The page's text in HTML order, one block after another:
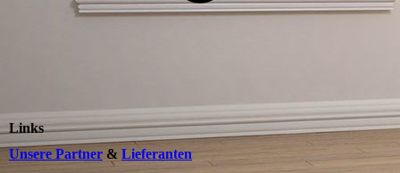
Links
Unsere Partner & Lieferanten